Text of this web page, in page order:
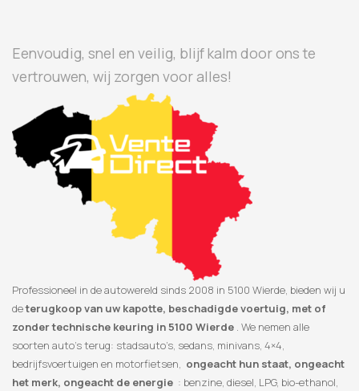
Eenvoudig, snel en veilig, blijf kalm door ons te
vertrouwen, wij zorgen voor alles!
Professioneel in de autowereld sinds 2008 in 5100 Wierde, bieden wij u
deterugkoop van uw kapotte, beschadigde voertuig, met of
zonder technische keuring in 5100 Wierde . We nemen alle
soorten auto’s terug: stadsauto’s, sedans, minivans, 4×4,
bedrijfsvoertuigen en motorfietsen, ongeacht hun staat, ongeacht
het merk, ongeacht de energie : benzine, diesel, LPG, bio-ethanol,